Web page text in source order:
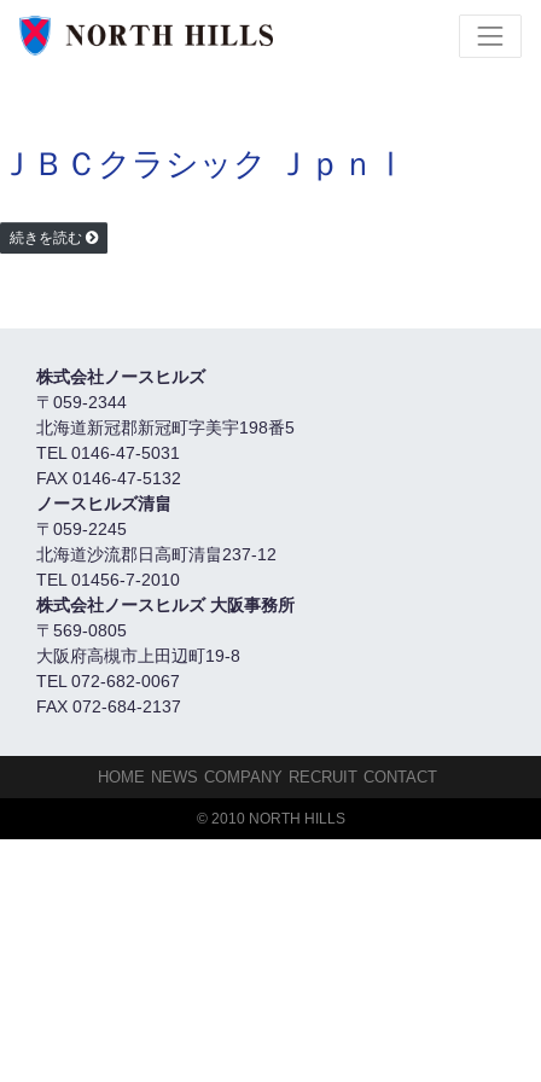
ＪＢＣクラシック ＪｐｎⅠ
続きを読む
株式会社ノースヒルズ
〒059-2344
北海道新冠郡新冠町字美宇198番5
TEL 0146-47-5031
FAX 0146-47-5132
ノースヒルズ清畠
〒059-2245
北海道沙流郡日高町清畠237-12
TEL 01456-7-2010
株式会社ノースヒルズ 大阪事務所
〒569-0805
大阪府高槻市上田辺町19-8
TEL 072-682-0067
FAX 072-684-2137
HOME NEWS COMPANY RECRUIT CONTACT
© 2010 NORTH HILLS